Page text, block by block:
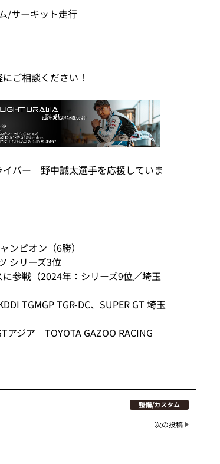
/サーキット走行
ご相談ください！
イバー 野中誠太選手を応援していま
ンピオン（6勝）
シリーズ3位
に参戦（2024年：シリーズ9位／埼玉
TGMGP TGR-DC、SUPER GT 埼玉
ジア TOYOTA GAZOO RACING
整備/カスタム
次の投稿